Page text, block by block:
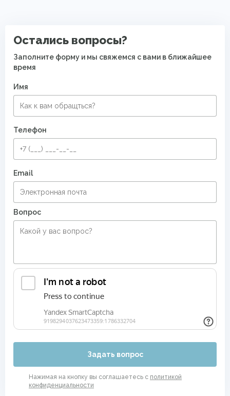
Остались вопросы?
Заполните форму и мы свяжемся с вами в ближайшее
время
Имя
Телефон
Email
Вопрос
Задать вопрос
Нажимая на кнопку вы соглашаетесь с политикой
конфиденциальности